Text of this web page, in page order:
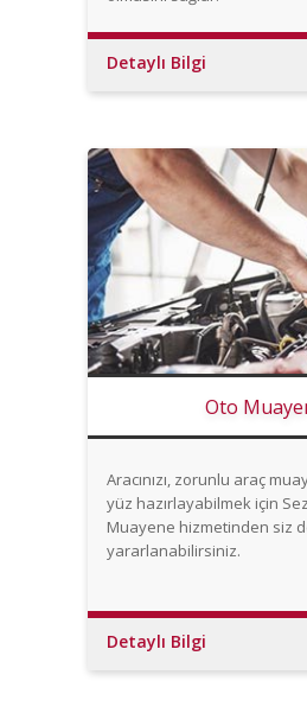
Detaylı Bilgi
Oto
Aracınızı, zorunlu araç
yüz hazırlayabilmek için
Muayene hizmetinden siz
yararlanabilirsiniz.
Detaylı Bilgi